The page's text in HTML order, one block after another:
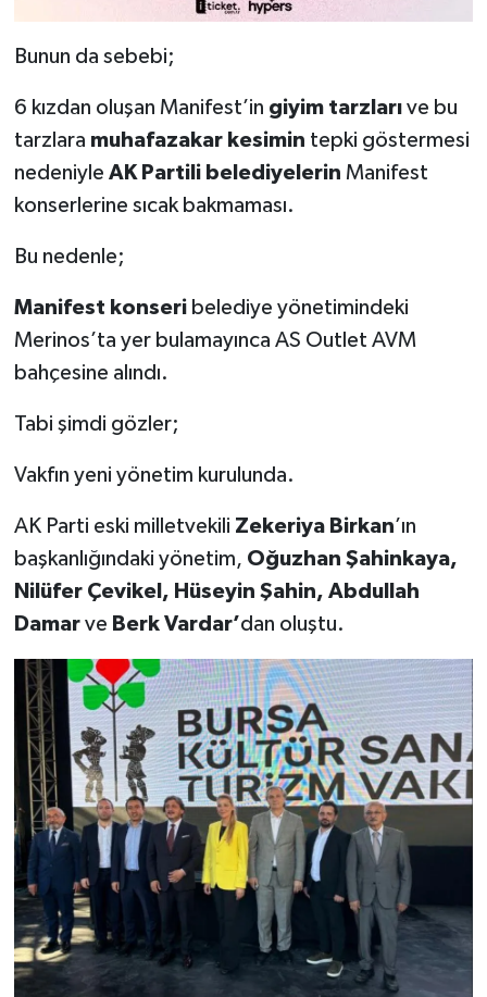
Bunun da sebebi;
6 kızdan oluşan Manifest’in giyim tarzlarıve bu
tarzlara muhafazakar kesimin tepki göstermesi
nedeniyle AK Partili belediyelerin Manifest
konserlerine sıcak bakmaması.
Bu nedenle;
Manifest konseribelediye yönetimindeki
Merinos’ta yer bulamayınca AS Outlet AVM
bahçesine alındı.
Tabi şimdi gözler;
Vakfın yeni yönetim kurulunda.
AK Parti eski milletvekili Zekeriya Birkan’ın
başkanlığındaki yönetim, Oğuzhan Şahinkaya,
Nilüfer Çevikel, Hüseyin Şahin, Abdullah
Damar ve Berk Vardar’dan oluştu.